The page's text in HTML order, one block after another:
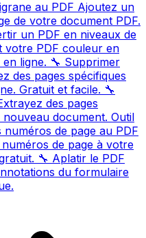
au PDF Ajoutez un
de votre document PDF.
un PDF en niveaux de
votre PDF couleur en
ligne. 🔧 Supprimer
des pages spécifiques
Gratuit et facile. 🔧
des pages
document. Outil
numéros de page au PDF
de page à votre
🔧 Aplatir le PDF
du formulaire